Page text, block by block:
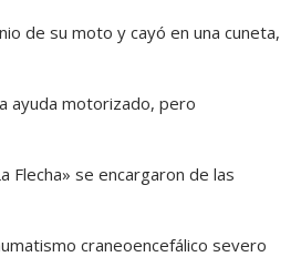
de su moto y cayó en una cuneta,
ayuda motorizado, pero
Flecha» se encargaron de las
craneoencefálico severo